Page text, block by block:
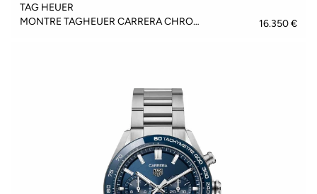
TAG HEUER
MONTRE TAGHEUER CARRERA CHRONOGRAPH - CBN2A12.BA0643
16.350 €